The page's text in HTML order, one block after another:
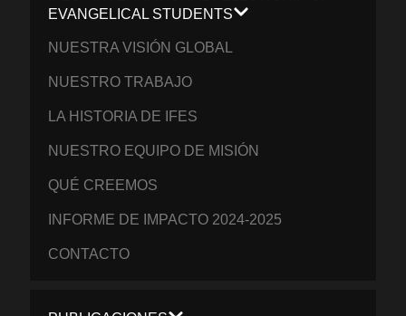
EVANGELICAL STUDENTS
NUESTRA VISIÓN GLOBAL
NUESTRO TRABAJO
LA HISTORIA DE IFES
NUESTRO EQUIPO DE MISIÓN
QUÉ CREEMOS
INFORME DE IMPACTO 2024-2025
CONTACTO